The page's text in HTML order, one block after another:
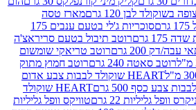
גרם
מארז טסה
סוכריות ג'לי בטעם ענבים 175
רוטב תיבול בטעם סריראצ'ה
רוטב טריאקי שומשום
גרם
רוטב חמוץ מתוק
HEART שוקולד לבבות צבע אדום
HEART שוקולד
22 גרם
טוויקס וופל גליליות